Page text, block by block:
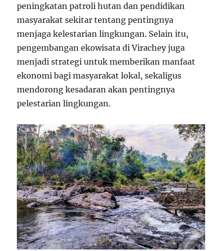
peningkatan patroli hutan dan pendidikan
masyarakat sekitar tentang pentingnya
menjaga kelestarian lingkungan. Selain itu,
pengembangan ekowisata di Virachey juga
menjadi strategi untuk memberikan manfaat
ekonomi bagi masyarakat lokal, sekaligus
mendorong kesadaran akan pentingnya
pelestarian lingkungan.